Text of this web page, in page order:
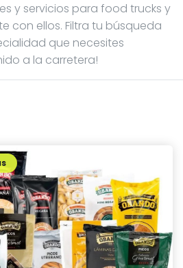
y servicios para food trucks y
con ellos. Filtra tu búsqueda
que necesites
a la carretera!